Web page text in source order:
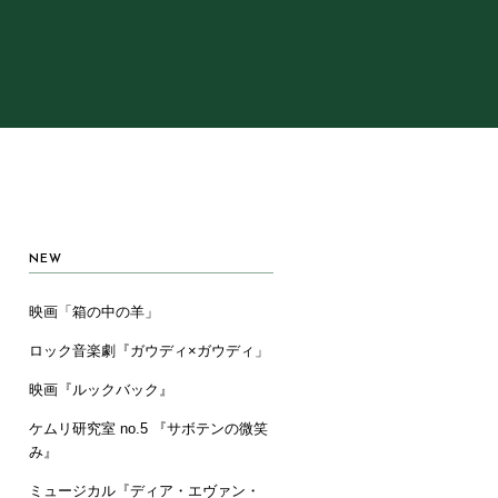
NEW
映画「箱の中の羊」
ロック音楽劇『ガウディ×ガウディ」
映画『ルックバック』
ケムリ研究室 no.5 『サボテンの微笑
み』
ミュージカル『ディア・エヴァン・